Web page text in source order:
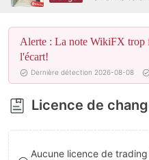
5
6
7
8
9
8
9
5
6
7
8
9
Alerte : La note WikiFX trop
l'écart!
Dernière détection 2026-08-08
Licence de
Aucune licence de